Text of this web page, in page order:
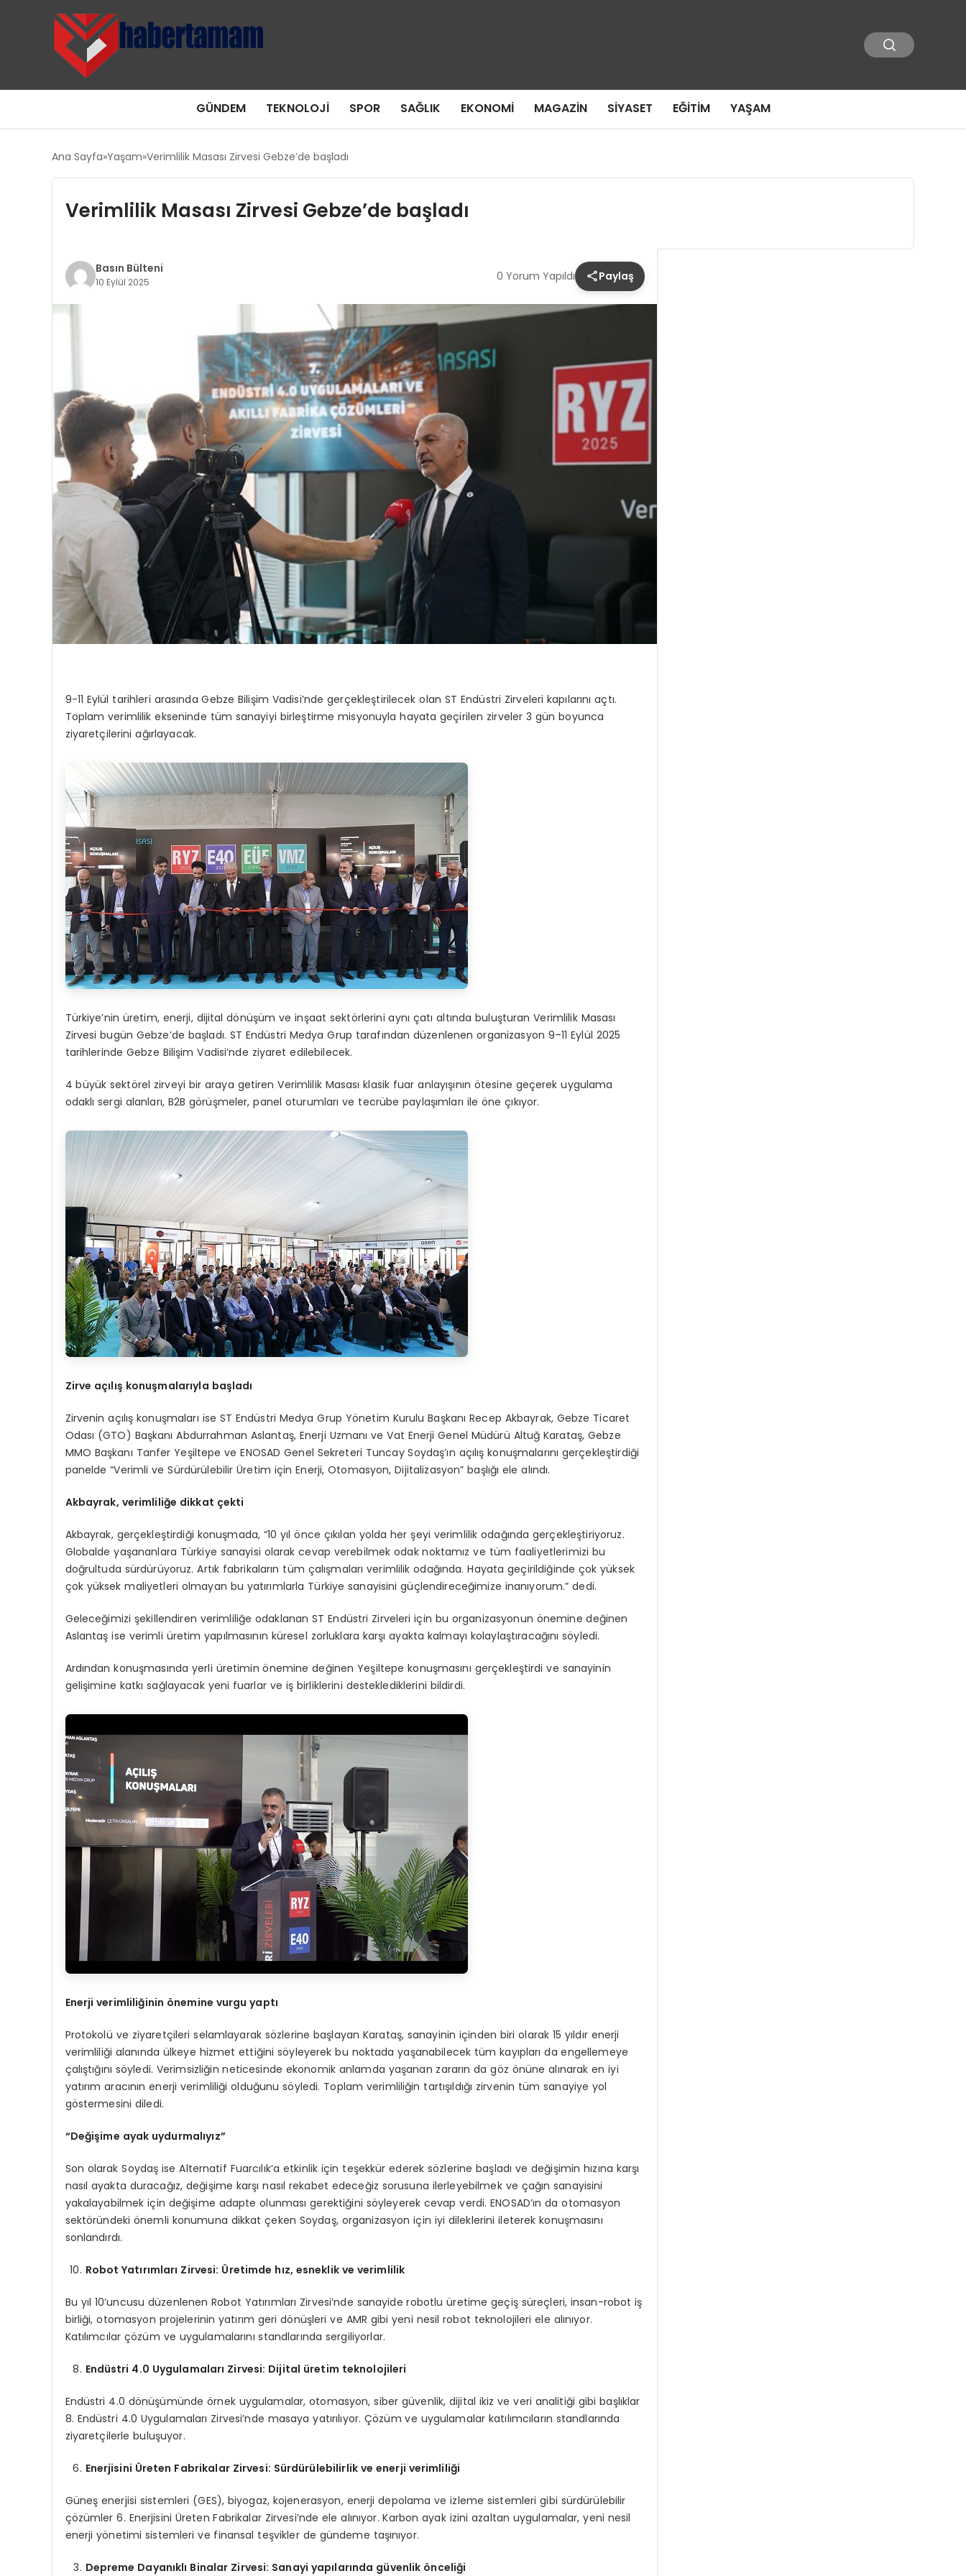
GÜNDEM TEKNOLOJI SPOR SAĞLIK EKONOMI MAGAZIN SIYASET EĞITIM YAŞAM
Ana Sayfa Yaşam Verimlilik Masası Zirvesi Gebze’de başladı
Verimlilik Masası Zirvesi Gebze’de başladı
Basın Bülteni
10 Eylül 2025 0 Yorum Yapıldı Paylaş
9-11 Eylül tarihleri arasında Gebze Bilişim Vadisi’nde gerçekleştirilecek olan ST Endüstri Zirveleri kapılarını açtı.
Toplam verimlilik ekseninde tüm sanayiyi birleştirme misyonuyla hayata geçirilen zirveler 3 gün boyunca
ziyaretçilerini ağırlayacak.
Türkiye’nin üretim, enerji, dijital dönüşüm ve inşaat sektörlerini aynı çatı altında buluşturan Verimlilik Masası
Zirvesi bugün Gebze’de başladı. ST Endüstri Medya Grup tarafından düzenlenen organizasyon 9–11 Eylül 2025
tarihlerinde Gebze Bilişim Vadisi’nde ziyaret edilebilecek.
4 büyük sektörel zirveyi bir araya getiren Verimlilik Masası klasik fuar anlayışının ötesine geçerek uygulama
odaklı sergi alanları, B2B görüşmeler, panel oturumları ve tecrübe paylaşımları ile öne çıkıyor.
Zirve açılış konuşmalarıyla başladı
Zirvenin açılış konuşmaları ise ST Endüstri Medya Grup Yönetim Kurulu Başkanı Recep Akbayrak, Gebze Ticaret
Odası (GTO) Başkanı Abdurrahman Aslantaş, Enerji Uzmanı ve Vat Enerji Genel Müdürü Altuğ Karataş, Gebze
MMO Başkanı Tanfer Yeşiltepe ve ENOSAD Genel Sekreteri Tuncay Soydaş’ın açılış konuşmalarını gerçekleştirdiği
panelde “Verimli ve Sürdürülebilir Üretim için Enerji, Otomasyon, Dijitalizasyon” başlığı ele alındı.
Akbayrak, verimliliğe dikkat çekti
Akbayrak, gerçekleştirdiği konuşmada, “10 yıl önce çıkılan yolda her şeyi verimlilik odağında gerçekleştiriyoruz.
Globalde yaşananlara Türkiye sanayisi olarak cevap verebilmek odak noktamız ve tüm faaliyetlerimizi bu
doğrultuda sürdürüyoruz. Artık fabrikaların tüm çalışmaları verimlilik odağında. Hayata geçirildiğinde çok yüksek
çok yüksek maliyetleri olmayan bu yatırımlarla Türkiye sanayisini güçlendireceğimize inanıyorum.” dedi.
Geleceğimizi şekillendiren verimliliğe odaklanan ST Endüstri Zirveleri için bu organizasyonun önemine değinen
Aslantaş ise verimli üretim yapılmasının küresel zorluklara karşı ayakta kalmayı kolaylaştıracağını söyledi.
Ardından konuşmasında yerli üretimin önemine değinen Yeşiltepe konuşmasını gerçekleştirdi ve sanayinin
gelişimine katkı sağlayacak yeni fuarlar ve iş birliklerini desteklediklerini bildirdi.
Enerji verimliliğinin önemine vurgu yaptı
Protokolü ve ziyaretçileri selamlayarak sözlerine başlayan Karataş, sanayinin içinden biri olarak 15 yıldır enerji
verimliliği alanında ülkeye hizmet ettiğini söyleyerek bu noktada yaşanabilecek tüm kayıpları da engellemeye
çalıştığını söyledi. Verimsizliğin neticesinde ekonomik anlamda yaşanan zararın da göz önüne alınarak en iyi
yatırım aracının enerji verimliliği olduğunu söyledi. Toplam verimliliğin tartışıldığı zirvenin tüm sanayiye yol
göstermesini diledi.
“Değişime ayak uydurmalıyız”
Son olarak Soydaş ise Alternatif Fuarcılık’a etkinlik için teşekkür ederek sözlerine başladı ve değişimin hızına karşı
nasıl ayakta duracağız, değişime karşı nasıl rekabet edeceğiz sorusuna ilerleyebilmek ve çağın sanayisini
yakalayabilmek için değişime adapte olunması gerektiğini söyleyerek cevap verdi. ENOSAD’ın da otomasyon
sektöründeki önemli konumuna dikkat çeken Soydaş, organizasyon için iyi dileklerini ileterek konuşmasını
sonlandırdı.
Robot Yatırımları Zirvesi: Üretimde hız, esneklik ve verimlilik
Bu yıl 10’uncusu düzenlenen Robot Yatırımları Zirvesi’nde sanayide robotlu üretime geçiş süreçleri, insan-robot iş
birliği, otomasyon projelerinin yatırım geri dönüşleri ve AMR gibi yeni nesil robot teknolojileri ele alınıyor.
Katılımcılar çözüm ve uygulamalarını standlarında sergiliyorlar.
Endüstri 4.0 Uygulamaları Zirvesi: Dijital üretim teknolojileri
Endüstri 4.0 dönüşümünde örnek uygulamalar, otomasyon, siber güvenlik, dijital ikiz ve veri analitiği gibi başlıklar
8. Endüstri 4.0 Uygulamaları Zirvesi’nde masaya yatırılıyor. Çözüm ve uygulamalar katılımcıların standlarında
ziyaretçilerle buluşuyor.
Enerjisini Üreten FabrikalarZirvesi: Sürdürülebilirlik ve enerji verimliliği
Güneş enerjisi sistemleri (GES), biyogaz, kojenerasyon, enerji depolama ve izleme sistemleri gibi sürdürülebilir
çözümler 6. Enerjisini Üreten Fabrikalar Zirvesi’nde ele alınıyor. Karbon ayak izini azaltan uygulamalar, yeni nesil
enerji yönetimi sistemleri ve finansal teşvikler de gündeme taşınıyor.
Depreme Dayanıklı Binalar Zirvesi: Sanayi yapılarında güvenlik önceliği